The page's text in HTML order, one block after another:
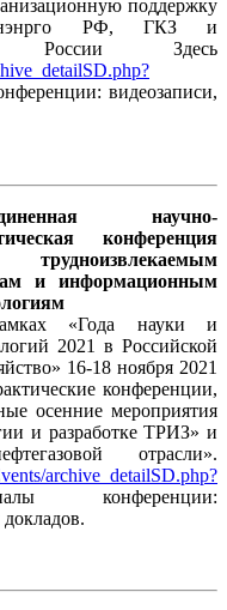
поддержку
РФ, ГКЗ и
России Здесь
видеозаписи,
научно-
конференция
и информационным
«Года науки и
2021 в Российской
16-18 ноября 2021
конференции,
осенние мероприятия
и разработке ТРИЗ» и
отрасли».
archive_detailSD.php?
конференции: